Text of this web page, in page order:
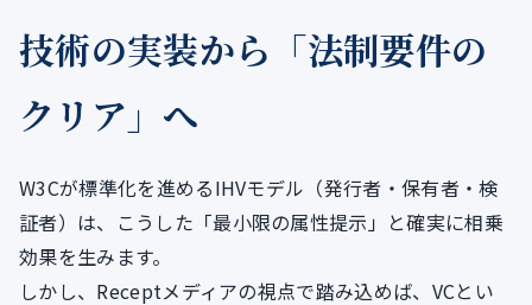
技術の実装から「法制要件の
クリア」へ
W3Cが標準化を進めるIHVモデル（発行者・保有者・検
証者）は、こうした「最小限の属性提示」と確実に相乗
効果を生みます。
しかし、Receptメディアの視点で踏み込めば、VCとい